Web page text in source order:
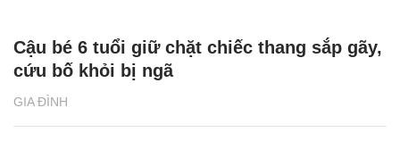
GIA ĐÌNH
Cậu bé 6 tuổi giữ chặt chiếc thang sắp gãy,
cứu bố khỏi bị ngã